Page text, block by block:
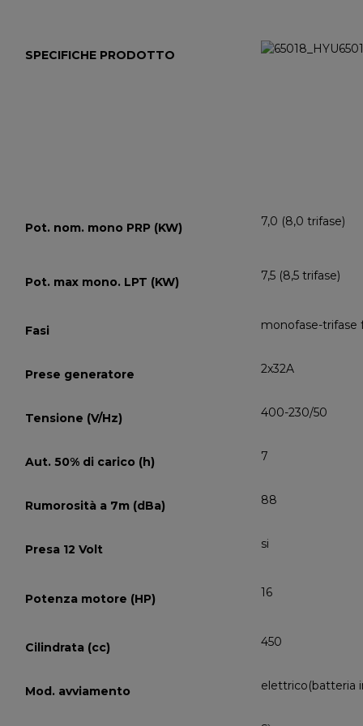
SPECIFICHE PRODOTTO
Pot. nom. mono PRP (KW) 7,0 (8,0 trifase)
Pot. max mono. LPT (KW) 7,5 (8,5 trifase)
Fasi monofase-trifase
Prese generatore 2x32A
Tensione (V/Hz) 400-230/50
Aut. 50% di carico (h) 7
Rumorosità a 7m (dBa) 88
Presa 12 Volt si
Potenza motore (HP) 16
Cilindrata (cc) 450
Mod. avviamento elettrico(batteria